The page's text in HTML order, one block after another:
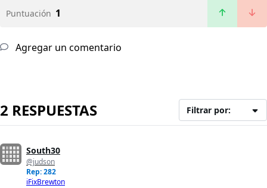
Puntuación 1
Agregar un comentario
2 RESPUESTAS Filtrar por:
South30
@judson
Rep: 282
iFixBrewton